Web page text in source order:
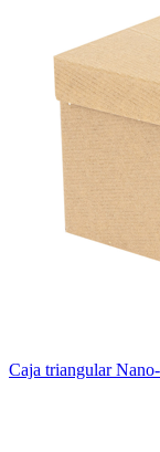
Caja triangular